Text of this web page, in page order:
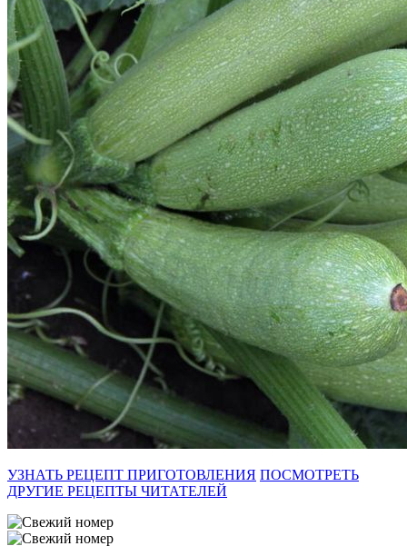
УЗНАТЬ РЕЦЕПТ ПРИГОТОВЛЕНИЯ ПОСМОТРЕТЬ
ДРУГИЕ РЕЦЕПТЫ ЧИТАТЕЛЕЙ